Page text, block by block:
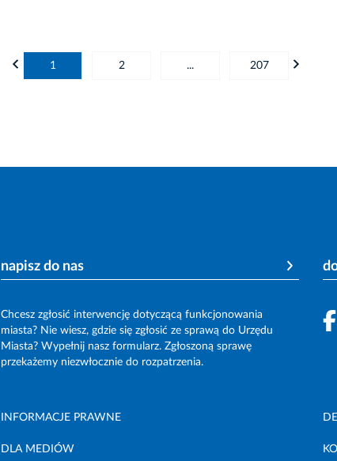
1 2 ... 207
napisz do nas
Chcesz zgłosić interwencję dotyczącą funkcjonowania
miasta? Nie wiesz, gdzie się zgłosić ze sprawą do Urzędu
Miasta? Wypełnij nasz formularz. Zgłoszoną sprawę
przekażemy niezwłocznie do rozpatrzenia.
INFORMACJE PRAWNE
DLA MEDIÓW